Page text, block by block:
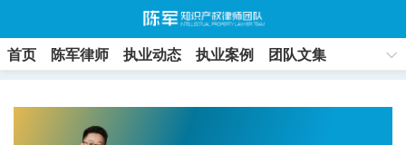
首页 陈军律师 执业动态 执业案例
团队文集